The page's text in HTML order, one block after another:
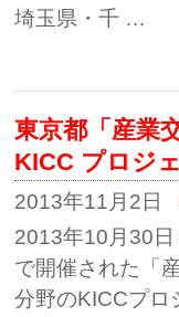
埼玉県・千 …
東京都「産業
KICC プロジ
2013年11月2日
2013年10月30
で開催された「
分野のKICCプロ